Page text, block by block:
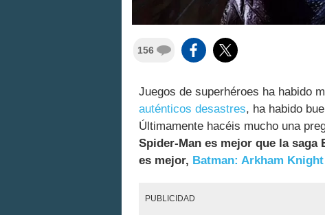
156
Juegos de superhéroes ha habido
auténticos desastres, ha habido
Últimamente hacéis mucho una
Spider-Man es mejor que la saga
es mejor, Batman: Arkham Knight
PUBLICIDAD